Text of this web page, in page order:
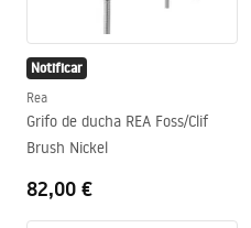
Notificar
Rea
Grifo de ducha REA Foss/Clif
Brush Nickel
82,00 €